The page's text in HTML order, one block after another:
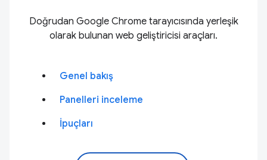
Doğrudan Google Chrome tarayıcısında yerleşik
olarak bulunan web geliştiricisi araçları.
Genel bakış
Panelleri inceleme
İpuçları